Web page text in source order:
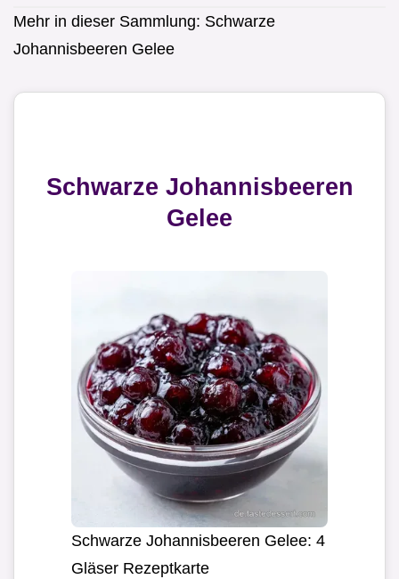
Mehr in dieser Sammlung: Schwarze
Johannisbeeren Gelee
Schwarze Johannisbeeren
Gelee
Schwarze Johannisbeeren Gelee: 4
Gläser Rezeptkarte